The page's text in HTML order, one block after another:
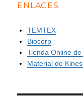
ENLACES
TEMTEX
Biocorp
Tienda Online
Material de